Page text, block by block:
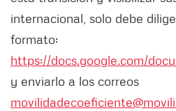
internacional, solo debe
formato:
https://docs.google.com/
y enviarlo a los correos